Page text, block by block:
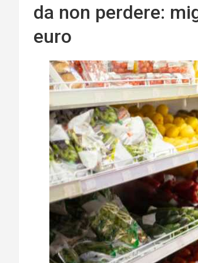
da non perdere:
euro